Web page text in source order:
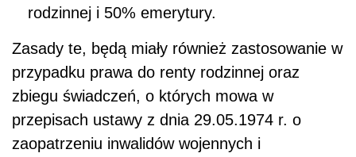
rodzinnej i 50% emerytury.
Zasady te, będą miały również zastosowanie w
przypadku prawa do renty rodzinnej oraz
zbiegu świadczeń, o których mowa w
przepisach ustawy z dnia 29.05.1974 r. o
zaopatrzeniu inwalidów wojennych i